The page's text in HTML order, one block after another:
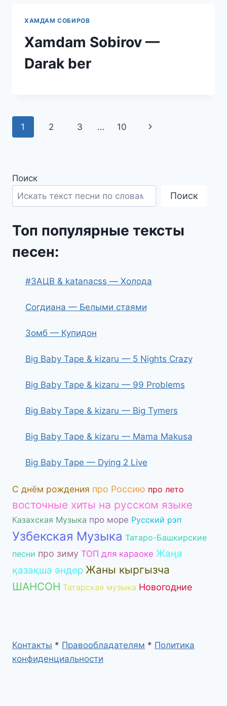
ХАМДАМ СОБИРОВ
Xamdam Sobirov —
Darak ber
Навигация
1 2 3 … 10
Следующая
Поиск
Поиск
Топ популярные тексты
песен:
#ЗАЦВ & katanacss — Холода
Согдиана — Белыми стаями
Зомб — Купидон
Big Baby Tape & kizaru — 5 Nights Crazy
Big Baby Tape & kizaru — 99 Problems
Big Baby Tape & kizaru — Big Tymers
Big Baby Tape & kizaru — Mama Makusa
Big Baby Tape — Dying 2 Live
С днём рождения про Россию про лето
восточные хиты на русском языке
Казахская Музыка про море Русский рэп
Узбекская Музыка Татаро-Башкирские
песни про зиму ТОП для караоке Жаңа
қазақша әндер Жаны кыргызча
ШАНСОН Татарская музыка Новогодние
Контакты * Правообладателям * Политика
конфиденциальности